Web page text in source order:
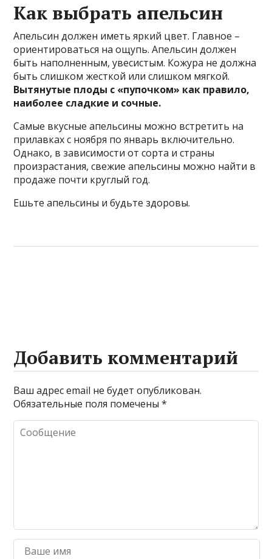
Как выбрать апельсин
Апельсин должен иметь яркий цвет. Главное –
ориентироваться на ощупь. Апельсин должен
быть наполненным, увесистым. Кожура не должна
быть слишком жесткой или слишком мягкой.
Вытянутые плоды с «пупочком» как правило,
наиболее сладкие и сочные.
Самые вкусные апельсины можно встретить на
прилавках с ноября по январь включительно.
Однако, в зависимости от сорта и страны
произрастания, свежие апельсины можно найти в
продаже почти круглый год.
Ешьте апельсины и будьте здоровы.
Добавить комментарий
Ваш адрес email не будет опубликован.
Обязательные поля помечены*